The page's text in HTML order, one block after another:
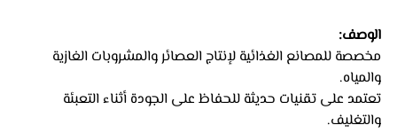
الوصف:
مخصصة للمصانع الغذائية لإنتاج العصائر والمشروبات الغازية
والمياه.
تعتمد على تقنيات حديثة للحفاظ على الجودة أثناء التعبئة
والتغليف.